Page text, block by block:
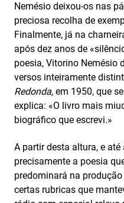
Nemésio deixou-os nas
preciosa recolha de
Finalmente, já na
após dez anos de
poesia, Vitorino Nemésio
versos inteiramente
Redonda, em 1950, que
explica: «O livro mais
biográfico que escrevi.»
A partir desta altura, e até
precisamente a poesia
predominará na
certas rubricas que